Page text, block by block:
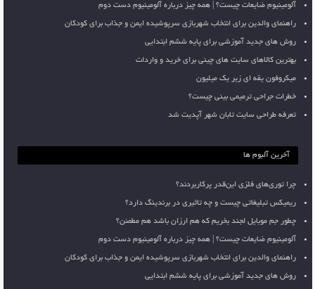
آلومینیوم ضایعات چیست؟ | همه چیز درباره آلومینیوم دست دوم
راهنمای والدین برای انتخاب شهربازی سرپوشیده ایمن و جذاب برای کودکان
روش های جدید آموزشی برای پایه ششم ابتدایی
بهترین کالاهای سایت های چینی برای خرید و واردات
میکروفون یقه ای زیر یک میلیون
خطرات جراحی ترمیمی بینی چیست؟
تعرفه طراحی سایت تابان شهر آپدیت شد
آخرین آلبوم ها
چرا توری‌های فلزی این‌قدر پرکاربردند؟
ریمیکس تبلیغاتی چیست و چه تاثیری در برندینگ دارد؟
چطور جم موبایل لجند بخریم که هم ارزان باشد هم مطمئن؟
آلومینیوم ضایعات چیست؟ | همه چیز درباره آلومینیوم دست دوم
راهنمای والدین برای انتخاب شهربازی سرپوشیده ایمن و جذاب برای کودکان
روش های جدید آموزشی برای پایه ششم ابتدایی